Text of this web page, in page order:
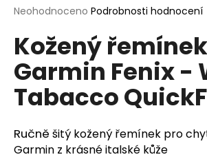
Průměrné
produktu
je
0,0
z
5
hvězdiček.
Neohodnoceno Podrobnosti hodnocení
Kožený řemínek
Garmin Fenix -
Tabacco
Ručně šitý kožený řemínek pro
Garmin z krásné italské kůže
a
j
í
t
?